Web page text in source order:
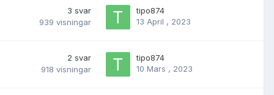
3 svar
939 visningar
tipo874
13 April , 2023
2 svar
918 visningar
tipo874
10 Mars , 2023